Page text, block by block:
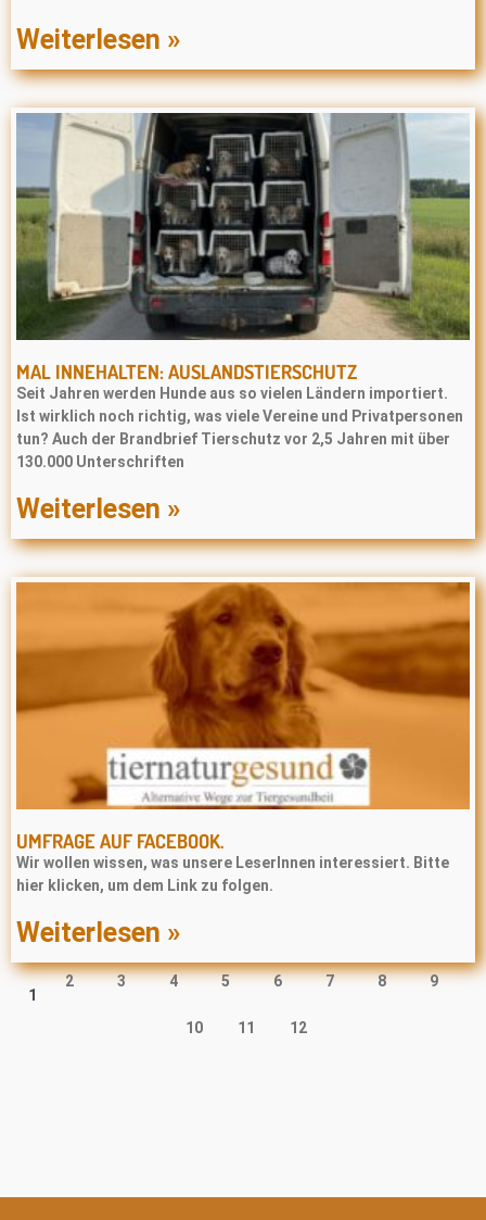
Weiterlesen »
MAL INNEHALTEN: AUSLANDSTIERSCHUTZ
Seit Jahren werden Hunde aus so vielen Ländern importiert.
Ist wirklich noch richtig, was viele Vereine und Privatpersonen
tun? Auch der Brandbrief Tierschutz vor 2,5 Jahren mit über
130.000 Unterschriften
Weiterlesen »
UMFRAGE AUF FACEBOOK.
Wir wollen wissen, was unsere LeserInnen interessiert. Bitte
hier klicken, um dem Link zu folgen.
Weiterlesen »
1
2 3 4 5 6 7 8 9
10 11 12